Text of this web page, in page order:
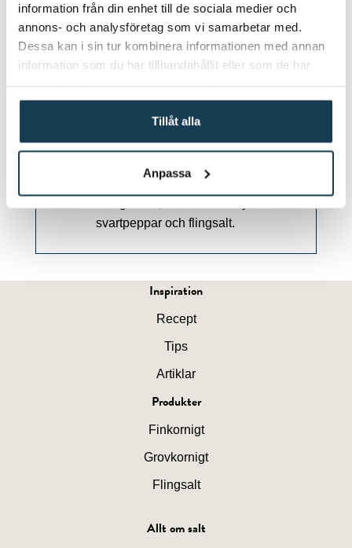
information från din enhet till de sociala medier och
annons- och analysföretag som vi samarbetar med.
Dessa kan i sin tur kombinera informationen med annan
information som du har tillhandahållit eller som de har
Tillåt alla
Anpassa
tills brysselkålen mjukat något och
blivit lätt gyllene.
mandolin, eller skär tunt med en
kniv. Kärna ur och finhacka
dadlarna. Blanda fänkål, äpple,
brysselkålen. Ringla över
svartpeppar och flingsalt.
Inspiration
Recept
Tips
Artiklar
Produkter
Finkornigt
Grovkornigt
Flingsalt
Allt om salt